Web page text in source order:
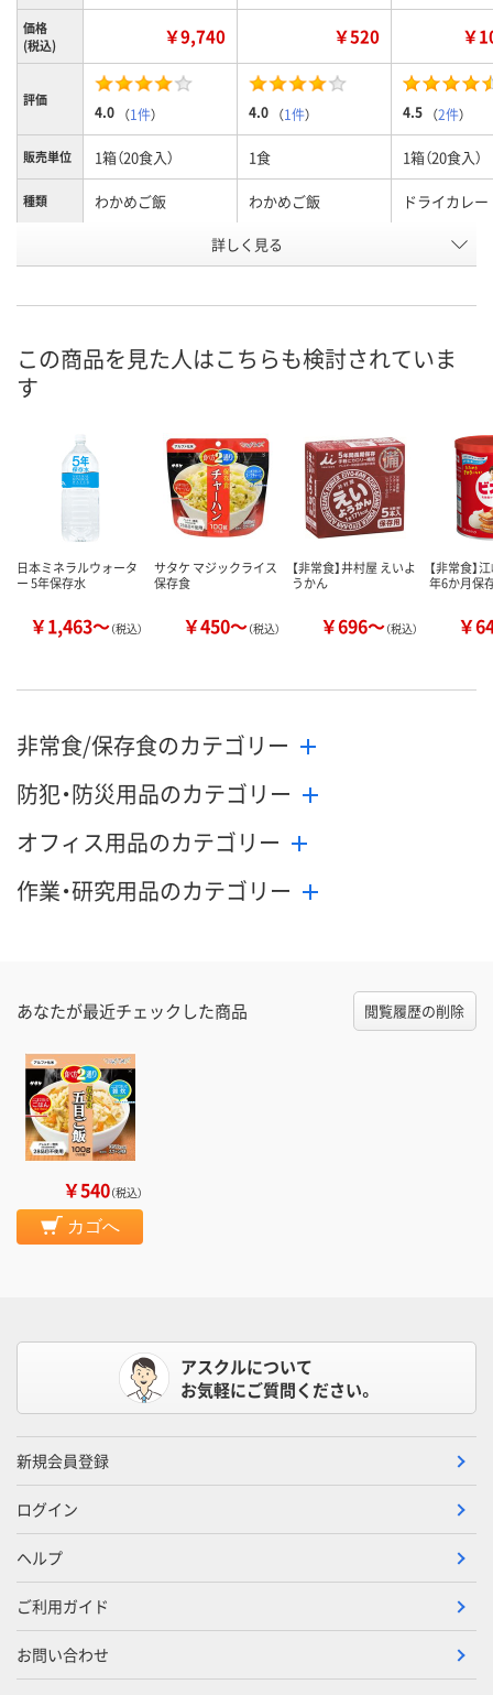
価格
(税込)
￥9,740 ￥520 ￥
評価
4.0 （1件） 4.0 （1件） 4.5 （2件）
販売単位 1箱（20食入） 1食 1箱（20食入）
種類 わかめご飯 わかめご飯 ドライカレー
P292777 P304910
お届け日
ついてご連絡いたし
8月8日（土）
ついてご連絡
カゴへ
数量
カゴへ
数量
カ
詳しく見る
この商品を見た人はこちらも検討されていま
す
日本ミネラルウォータ
ー 5年保存水
￥1,463～（税込）
サタケ マジックライス
保存食
￥450～（税込）
【非常食】井村屋 えいよ
うかん
￥696～（税込）
【非常食】
年6か月保
￥
非常食/保存食のカテゴリー
防犯・防災用品のカテゴリー
オフィス用品のカテゴリー
作業・研究用品のカテゴリー
あなたが最近チェックした商品 閲覧履歴の削除
￥540（税込）
カゴへ
アスクルについて
お気軽にご質問ください。
新規会員登録
ログイン
ヘルプ
ご利用ガイド
お問い合わせ